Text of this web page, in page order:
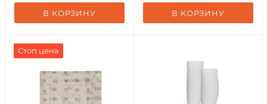
В КОРЗИНУ В КОРЗИНУ
Стоп цена